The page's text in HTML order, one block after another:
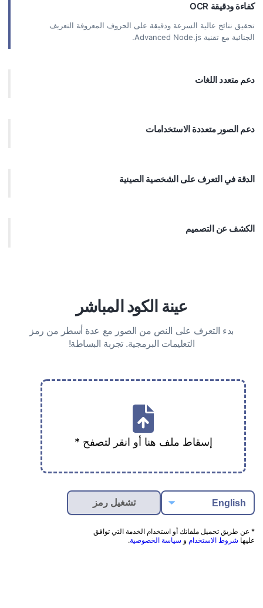
كفاءة ودقيقة OCR
تحقيق نتائج عالية السرعة ودقيقة على الحروف المعروفة التعريف
الجنائية مع تقنية Advanced Node.js.
دعم متعدد اللغات
دعم الصور متعددة الاستخدامات
الدقة في التعرف على الشخصية الصينية
الكشف عن التصميم
عينة الكود المباشر
بدء التعرف على النص من الصور مع عدة أسطر من رمز
التعليمات البرمجية. تجربة البساطة!
إسقاط ملف هنا أو انقر لتصفح *
* عن طريق تحميل ملفاتك أو استخدام الخدمة التي توافق
عليها شروط الاستخدام و سياسة الخصوصية.